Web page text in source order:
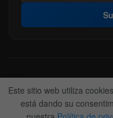
Acerca de nosotros
Contactanos
Anunciate
Este sitio web utiliza
está dando su